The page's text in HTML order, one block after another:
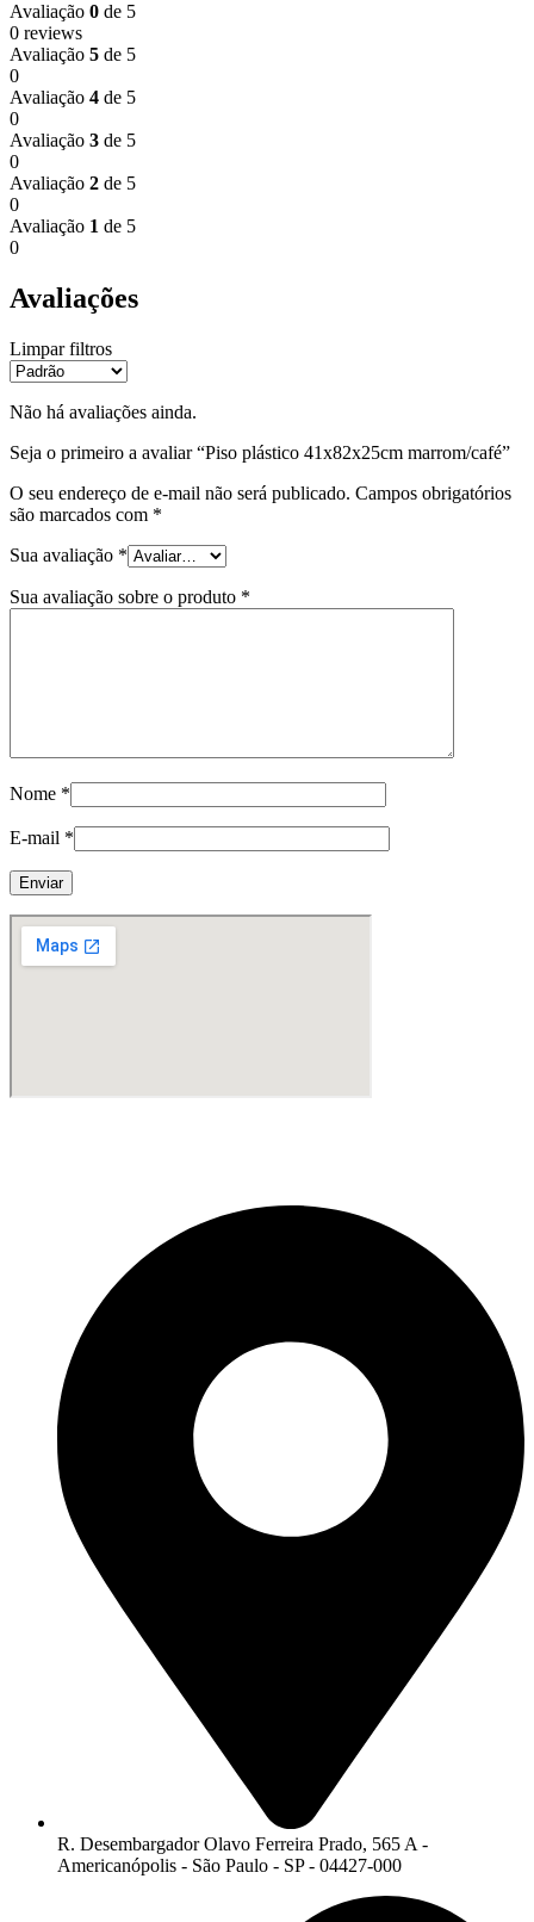
Avaliação 0 de 5
0 reviews
Avaliação 5 de 5
0
Avaliação 4 de 5
0
Avaliação 3 de 5
0
Avaliação 2 de 5
0
Avaliação 1 de 5
0
Avaliações
Limpar filtros
Não há avaliações ainda.
Seja o primeiro a avaliar “Piso plástico 41x82x25cm marrom/café”
O seu endereço de e-mail não será publicado. Campos obrigatórios
são marcados com *
Sua avaliação *
Sua avaliação sobre o produto *
Nome *
E-mail *
R. Desembargador Olavo Ferreira Prado, 565 A -
Americanópolis - São Paulo - SP - 04427-000